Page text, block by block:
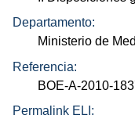
Departamento:
Ministerio de
Referencia:
BOE-A-2010-
Permalink ELI: